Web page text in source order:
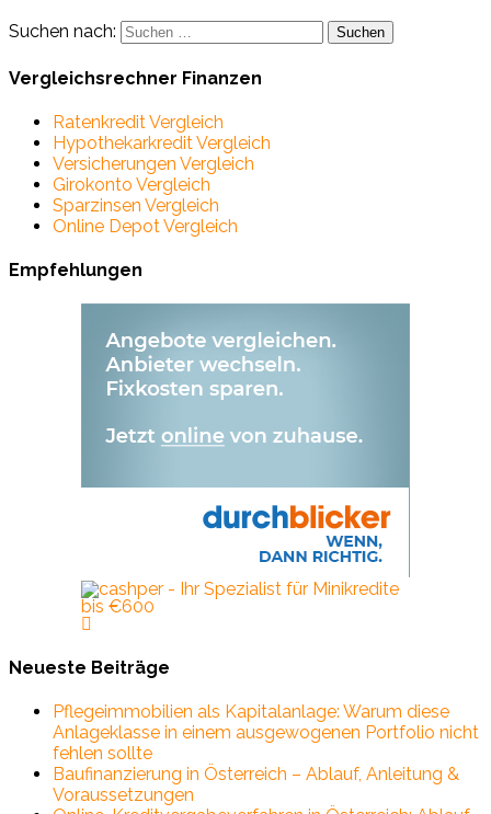
Suchen nach:
Vergleichsrechner Finanzen
Ratenkredit Vergleich
Hypothekarkredit Vergleich
Versicherungen Vergleich
Girokonto Vergleich
Sparzinsen Vergleich
Online Depot Vergleich
Empfehlungen
Neueste Beiträge
Pflegeimmobilien als Kapitalanlage: Warum diese
Anlageklasse in einem ausgewogenen Portfolio nicht
fehlen sollte
Baufinanzierung in Österreich – Ablauf, Anleitung &
Voraussetzungen